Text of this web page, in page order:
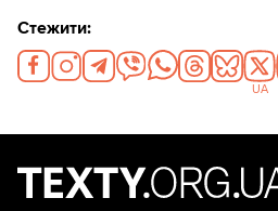
Стежити:
UA